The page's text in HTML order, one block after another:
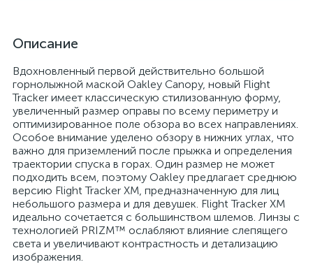
Описание
Вдохновленный первой действительно большой
горнолыжной маской Oakley Canopy, новый Flight
Tracker имеет классическую стилизованную форму,
увеличенный размер оправы по всему периметру и
оптимизированное поле обзора во всех направлениях.
Особое внимание уделено обзору в нижних углах, что
важно для приземлений после прыжка и определения
траектории спуска в горах. Один размер не может
подходить всем, поэтому Oakley предлагает среднюю
версию Flight Tracker XM, предназначенную для лиц
небольшого размера и для девушек. Flight Tracker XM
идеально сочетается с большинством шлемов. Линзы с
технологией PRIZM™ ослабляют влияние слепящего
света и увеличивают контрастность и детализацию
изображения.